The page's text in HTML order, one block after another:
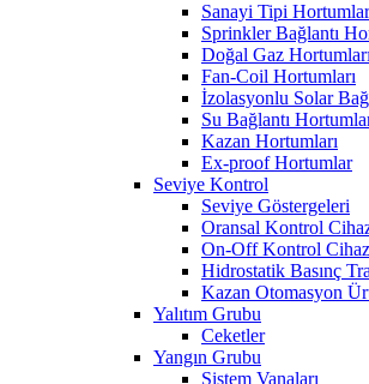
Sanayi Tipi Hortumlar
Sprinkler Bağlantı
Doğal Gaz Hortumları
Fan-Coil Hortumları
İzolasyonlu Solar
Su Bağlantı
Kazan Hortumları
Ex-proof Hortumlar
Seviye Kontrol
Seviye Göstergeleri
Oransal Kontrol
On-Off Kontrol
Hidrostatik Basınç
Kazan Otomasyon
Yalıtım Grubu
Ceketler
Yangın Grubu
Sistem Vanaları